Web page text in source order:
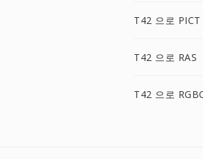
T42 으로 PICT
T42 으로 RAS
T42 으로